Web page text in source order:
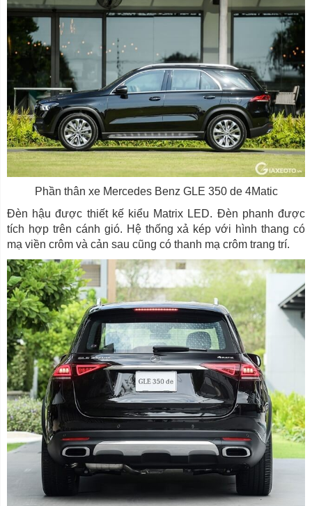
Phần thân xe Mercedes Benz GLE 350 de 4Matic
Đèn hậu được thiết kế kiểu Matrix LED. Đèn phanh được
tích hợp trên cánh gió. Hệ thống xả kép với hình thang có
mạ viền crôm và cản sau cũng có thanh mạ crôm trang trí.